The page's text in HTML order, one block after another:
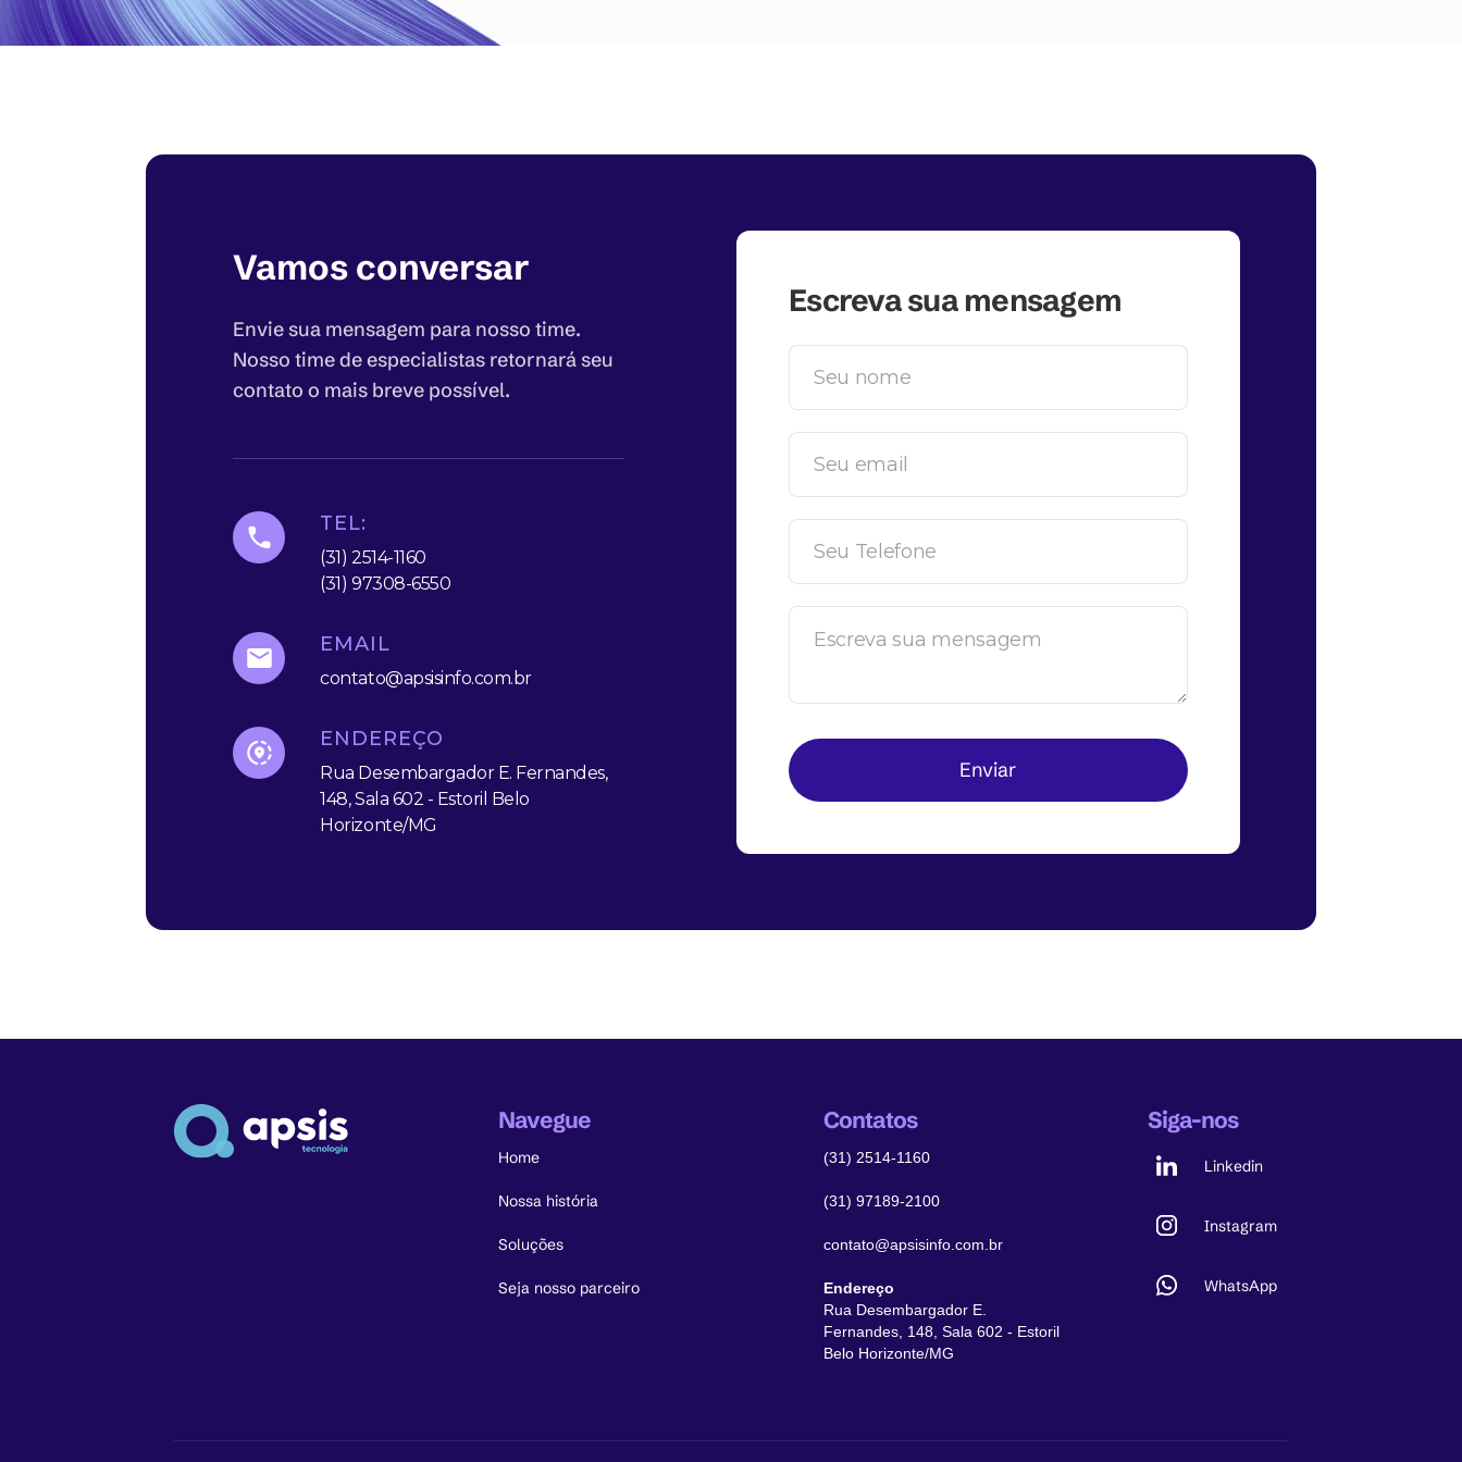
Vamos conversar
Envie sua mensagem para nosso time.
Nosso time de especialistas retornará seu
contato o mais breve possível.
TEL:
(31) 2514-1160
(31) 97308-6550
EMAIL
contato@apsisinfo.com.br
ENDEREÇO
Rua Desembargador E. Fernandes,
148, Sala 602 - Estoril Belo
Horizonte/MG
Escreva sua mensagem
Navegue
Home
Nossa história
Soluções
Seja nosso parceiro
Contatos
(31) 2514-1160
(31) 97189-2100
contato@apsisinfo.com.br
Endereço
Rua Desembargador E.
Fernandes, 148, Sala 602 - Estoril
Belo Horizonte/MG
Siga-nos
Linkedin
Instagram
WhatsApp